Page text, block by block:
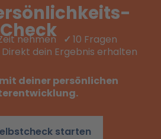
Check
nehmen ✓ 10 Fragen
Direkt dein Ergebnis erhalten
deiner persönlichen
starten